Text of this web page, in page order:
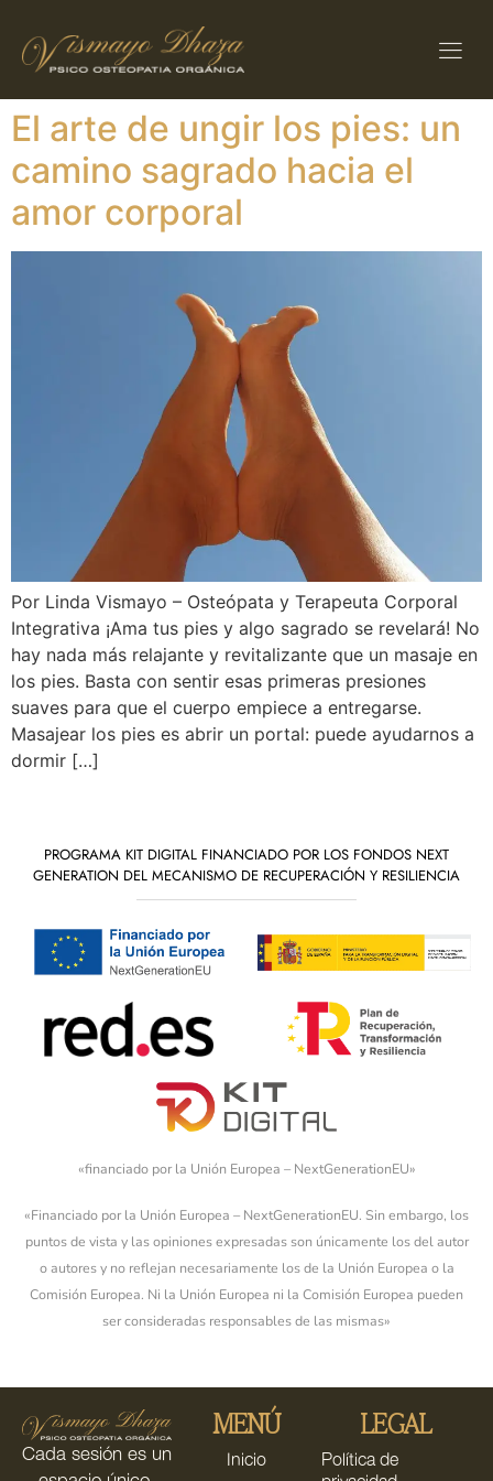
El arte de ungir los pies: un
camino sagrado hacia el
amor corporal
Por Linda Vismayo – Osteópata y Terapeuta Corporal
Integrativa ¡Ama tus pies y algo sagrado se revelará! No
hay nada más relajante y revitalizante que un masaje en
los pies. Basta con sentir esas primeras presiones
suaves para que el cuerpo empiece a entregarse.
Masajear los pies es abrir un portal: puede ayudarnos a
dormir […]
PROGRAMA KIT DIGITAL FINANCIADO POR LOS FONDOS NEXT
GENERATION DEL MECANISMO DE RECUPERACIÓN Y RESILIENCIA
«financiado por la Unión Europea – NextGenerationEU»
«Financiado por la Unión Europea – NextGenerationEU. Sin embargo, los
puntos de vista y las opiniones expresadas son únicamente los del autor
o autores y no reflejan necesariamente los de la Unión Europea o la
Comisión Europea. Ni la Unión Europea ni la Comisión Europea pueden
ser consideradas responsables de las mismas»
MENÚ
Inicio
Cada sesión es un
LEGAL
Política de